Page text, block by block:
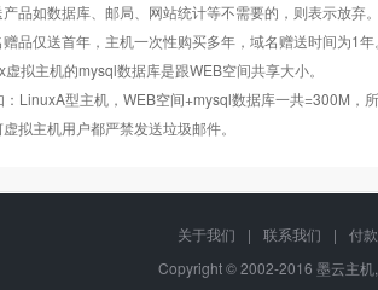
Windows2008/
Linux
Windows2008/
Linux
产品如数据库、邮局、网站统计等不需要的，则表示放弃
品仅送首年，主机一次性购买多年，域名赠送时间为1年
拟主机的mysql数据库是跟WEB空间共享大小。
：LinuxA型主机，WEB空间+mysql数据库一共=300M，
拟主机用户都严禁发送垃圾邮件。
关于我们 | 联系我们 |
付
Copyright © 2002-2016 墨云主